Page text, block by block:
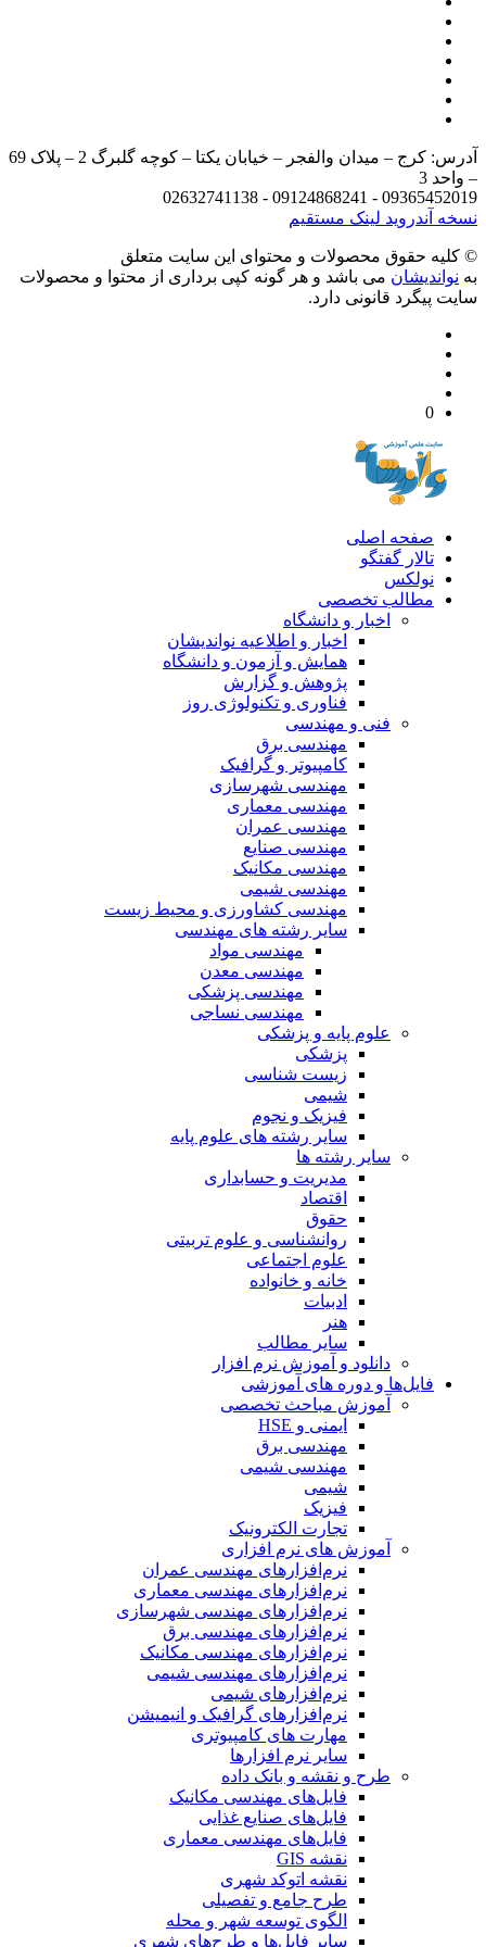
آدرس: کرج – میدان والفجر – خیابان یکتا – کوچه گلبرگ 2 – پلاک 69
3
09365452019 - 09124868241 -
آندرویدلینک مستقیم
حقوق محصولات و محتوای اين سایت متعلق
می باشد و هر گونه کپی برداری از محتوا و محصولات
پیگرد قانونی دارد.
صفحه اصلی
تالار گفتگو
نولکس
مطالب تخصصی
اخبار و دانشگاه
اخبار و اطلاعیه نواندیشان
همایش و آزمون و دانشگاه
پژوهش و گزارش
فناوری و تکنولوژی روز
فنی و مهندسی
مهندسی برق
کامپیوتر و گرافیک
مهندسی شهرسازی
مهندسی معماری
مهندسی عمران
مهندسی صنایع
مهندسی مکانیک
مهندسی شیمی
مهندسی کشاورزی و محیط زیست
سایر رشته های مهندسی
مهندسی مواد
مهندسی معدن
مهندسی پزشکی
مهندسی نساجی
علوم پایه و پزشکی
پزشکی
زیست شناسی
شیمی
فیزیک و نجوم
سایر رشته های علوم پایه
سایر رشته ها
مدیریت و حسابداری
اقتصاد
حقوق
روانشناسی و علوم تربیتی
علوم اجتماعی
خانه و خانواده
ادبیات
هنر
سایر مطالب
دانلود و آموزش نرم افزار
فایل‌ها و دوره های آموزشی
آموزش مباحث تخصصی
ایمنی و HSE
مهندسی برق
مهندسی شیمی
شیمی
فیزیک
تجارت الکترونیک
آموزش های نرم افزاری
نرم‌افزارهای مهندسی عمران
نرم‌افزارهای مهندسی معماری
نرم‌افزارهای مهندسی شهرسازی
نرم‌افزارهای مهندسی برق
نرم‌افزارهای مهندسی مکانیک
نرم‌افزارهای مهندسی شیمی
نرم‌افزارهای شیمی
نرم‌افزارهای گرافیک و انیمیشن
مهارت های کامپیوتری
سایر نرم افزارها
طرح و نقشه و بانک داده
فایل‌های مهندسی مکانیک
فایل‌های صنایع غذایی
فایل‌های مهندسی معماری
نقشه GIS
نقشه اتوکد شهری
طرح جامع و تفصیلی
الگوی توسعه شهر و محله
سایر فایل‌ها و طرح‌های شهری